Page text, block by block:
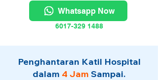
Whatsapp Now
6017-329 1488
Penghantaran Katil Hospital
dalam 4 Jam Sampai.